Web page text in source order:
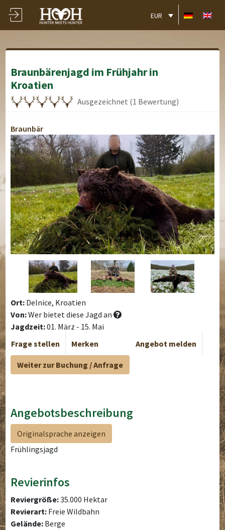
EUR
Braunbärenjagd im Frühjahr in
Kroatien
Ausgezeichnet (1 Bewertung)
Braunbär
Ort: Delnice, Kroatien
Von:Wer bietet diese Jagd an
Jagdzeit:01. März - 15. Mai
Frage stellen
Merken Angebot melden
Weiter zur Buchung / Anfrage
Angebotsbeschreibung
Originalsprache anzeigen
Frühlingsjagd
Revierinfos
Reviergröße:35.000 Hektar
Revierart: Freie Wildbahn
Gelände: Berge